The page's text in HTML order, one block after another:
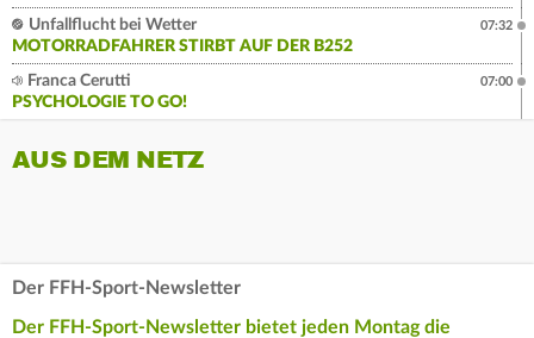
Unfallflucht bei Wetter
MOTORRADFAHRER STIRBT AUF DER B252
07:32
Franca Cerutti
PSYCHOLOGIE TO GO!
07:00
AUS DEM NETZ
Der FFH-Sport-Newsletter
Der FFH-Sport-Newsletter bietet jeden Montag die